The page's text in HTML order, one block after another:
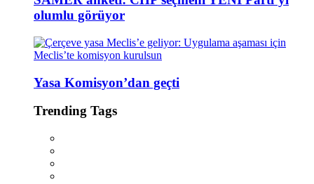
olumlu görüyor
Yasa Komisyon’dan geçti
Trending Tags